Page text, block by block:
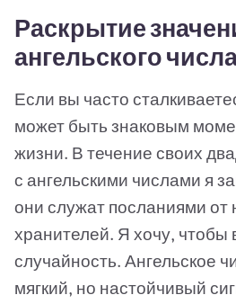
Раскрытие
ангельского числа
Если вы часто
может быть знаковым
жизни. В течение своих
с ангельскими числами я
они служат посланиями от
хранителей. Я хочу, чтобы
случайность. Ангельское
мягкий, но настойчивый